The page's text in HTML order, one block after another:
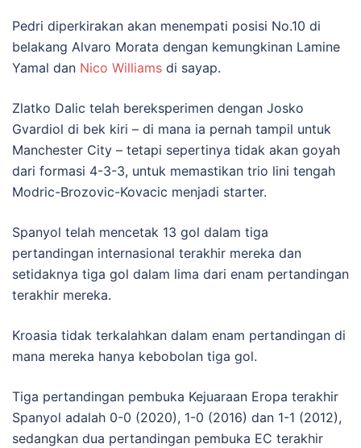
Pedri diperkirakan akan menempati posisi No.10 di
belakang Alvaro Morata dengan kemungkinan Lamine
Yamal dan Nico Williams di sayap.
Zlatko Dalic telah bereksperimen dengan Josko
Gvardiol di bek kiri – di mana ia pernah tampil untuk
Manchester City – tetapi sepertinya tidak akan goyah
dari formasi 4-3-3, untuk memastikan trio lini tengah
Modric-Brozovic-Kovacic menjadi starter.
Spanyol telah mencetak 13 gol dalam tiga
pertandingan internasional terakhir mereka dan
setidaknya tiga gol dalam lima dari enam pertandingan
terakhir mereka.
Kroasia tidak terkalahkan dalam enam pertandingan di
mana mereka hanya kebobolan tiga gol.
Tiga pertandingan pembuka Kejuaraan Eropa terakhir
Spanyol adalah 0-0 (2020), 1-0 (2016) dan 1-1 (2012),
sedangkan dua pertandingan pembuka EC terakhir